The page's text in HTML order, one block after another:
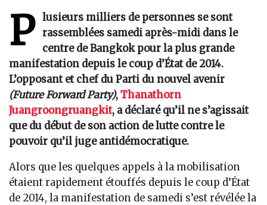
P
lusieurs milliers de personnes se sont
rassemblées samedi après-midi dans le
centre de Bangkok pour la plus grande
manifestation depuis le coup d’État de 2014.
L’opposant et chef du Parti du nouvel avenir
(Future Forward Party),Thanathorn
Juangroongruangkit, a déclaré qu’il ne s’agissait
que du début de son action de lutte contre le
pouvoir qu’il juge antidémocratique.
Alors que les quelques appels à la mobilisation
étaient rapidement étouffés depuis le coup d’État
de 2014, la manifestation de samedi s’est révélée la